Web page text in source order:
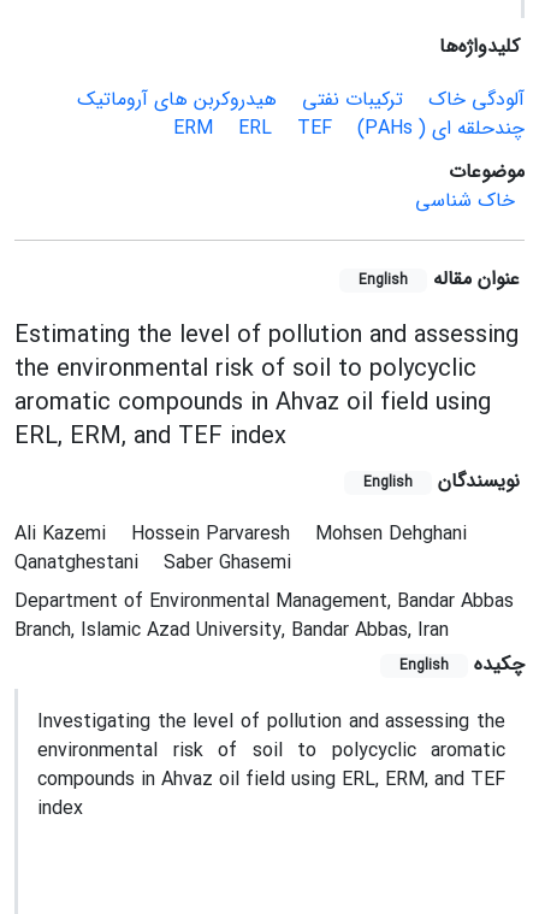
کلیدواژه‌ها
آلودگی خاک
ترکیبات نفتی
هیدروکربن های آروماتیک
چندحلقه ای ( PAHs)
ERM ERL
TEF
موضوعات
خاک شناسی
عنوان مقاله English
Estimating the level of pollution and assessing
the environmental risk of soil to polycyclic
aromatic compounds in Ahvaz oil field using
ERL, ERM, and TEF index
نویسندگان English
Ali Kazemi Hossein Parvaresh
Mohsen Dehghani
Qanatghestani
Saber Ghasemi
Department of Environmental Management, Bandar Abbas
Branch, Islamic Azad University, Bandar Abbas, Iran
چکیده
English
Investigating the level of pollution and assessing the
environmental risk of soil to polycyclic aromatic
compounds in Ahvaz oil field using ERL, ERM, and TEF
index